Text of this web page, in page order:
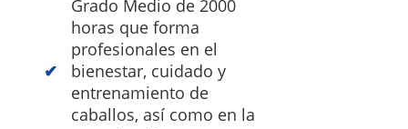
Grado Medio de 2000
horas que forma
profesionales en el
bienestar, cuidado y
entrenamiento de
caballos, así como en la